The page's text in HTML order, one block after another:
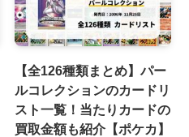
【全126種類まとめ】パー
ルコレクションのカードリ
スト一覧！当たりカードの
買取金額も紹介【ポケカ】